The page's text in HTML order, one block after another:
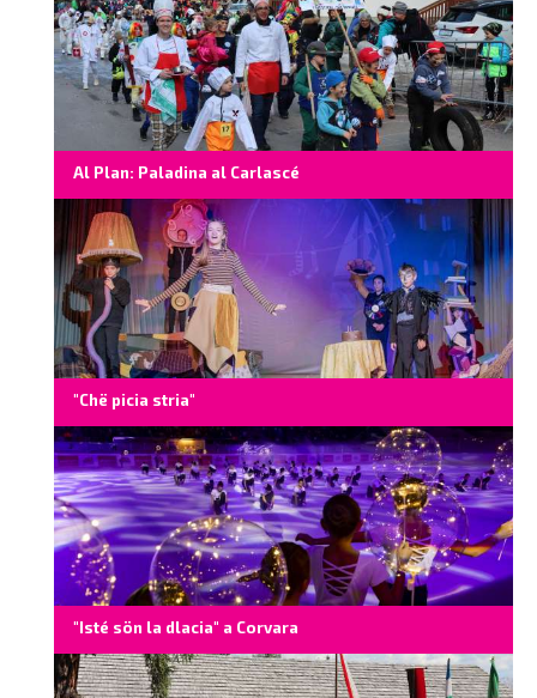
Al Plan: Paladina al Carlascé
"Chë picia stria"
"Isté sön la dlacia" a Corvara